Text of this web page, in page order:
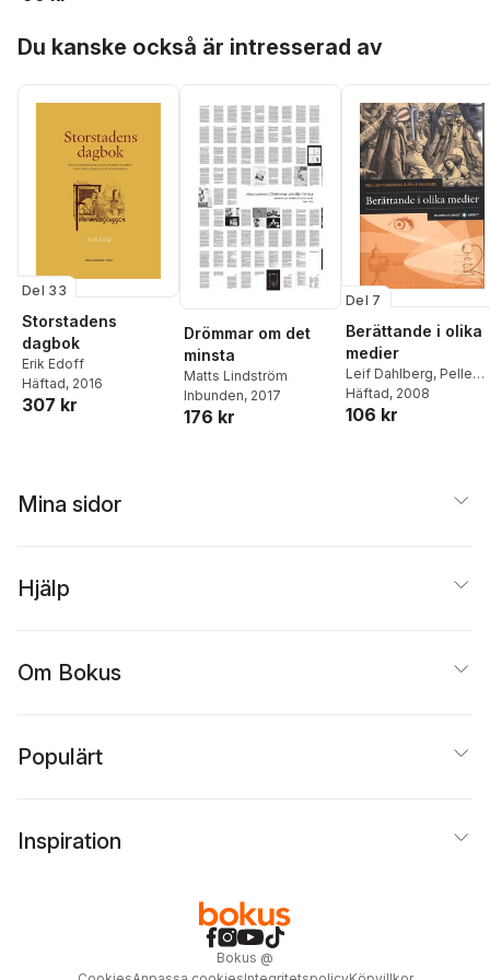
Du kanske också är intresserad av
Del 33
Storstadens
dagbok
Erik Edoff
Häftad, 2016
307 kr
Drömmar om det
minsta
Matts Lindström
Inbunden, 2017
176 kr
Del 7
Berättande i olika
medier
Leif Dahlberg, Pelle
Snickars
Häftad, 2008
106 kr
Mina sidor
Hjälp
Om Bokus
Populärt
Inspiration
Bokus @